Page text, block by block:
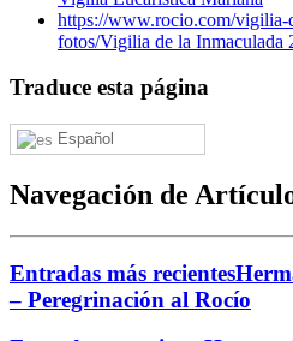
https://www.rocio.com/vigilia-
fotos/Vigilia de la Inmaculada
Traduce esta página
Español
Navegación de
Entradas más recientes
– Peregrinación al Rocío